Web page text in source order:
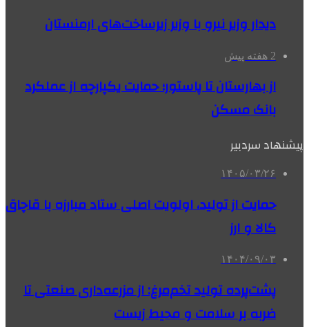
دیدار وزیر نیرو با وزیر زیرساخت‌های ارمنستان
2 هفته پیش
از بهارستان تا پاستور؛ حمایت یکپارچه از عملکرد
بانک مسکن
پیشنهاد سردبیر
۱۴۰۵/۰۳/۲۶
حمایت از تولید، اولویت اصلی ستاد مبارزه با قاچاق
کالا و ارز
۱۴۰۴/۰۹/۰۳
پشت‌پرده تولید تخم‌مرغ: از مزرعه‌داری صنعتی تا
ضربه بر سلامت و محیط زیست